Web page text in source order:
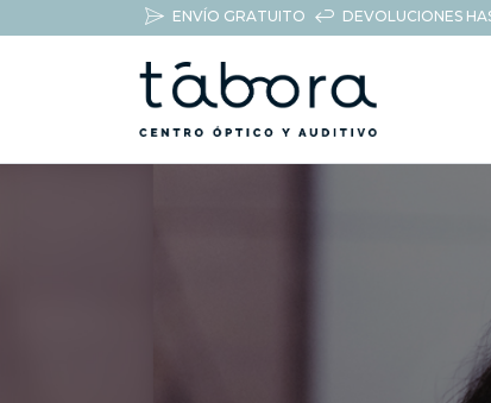
ENVÍO GRATUITO DEVOLUCIONES